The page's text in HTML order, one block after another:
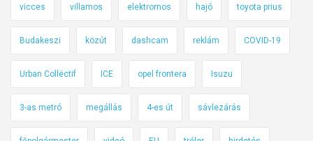
vicces villamos elektromos hajó toyota prius
Budakeszi közút dashcam reklám COVID-19
Urban Collëctif ICE opel frontera Isuzu
3-as metró megállás 4-es út sávlezárás